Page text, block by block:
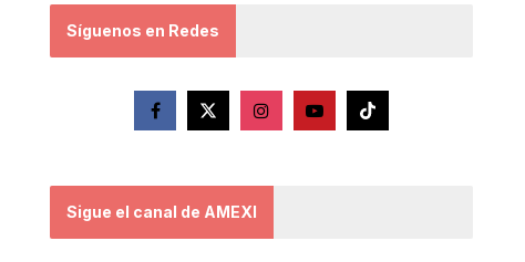
Síguenos en Redes
Sigue el canal de AMEXI